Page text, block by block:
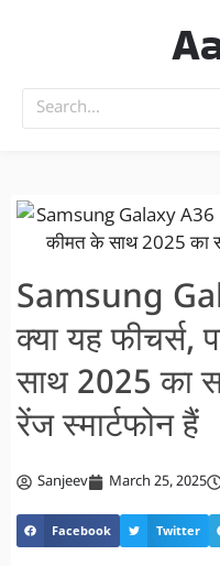
Samsung
क्या यह फीचर्स,
साथ 2025 का
रेंज स्मार्टफोन हैं
Sanjeev March 25, 2025
Facebook Twitter